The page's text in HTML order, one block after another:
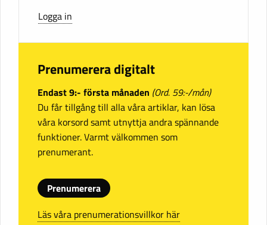
Logga in
Prenumerera digitalt
Endast 9:- första månaden (Ord. 59:-/mån)
Du får tillgång till alla våra artiklar, kan lösa
våra korsord samt utnyttja andra spännande
funktioner. Varmt välkommen som
prenumerant.
Prenumerera
Läs våra prenumerationsvillkor här